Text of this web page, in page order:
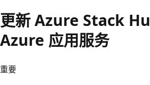
更新 Azure Stack
Azure 应用服务
重要